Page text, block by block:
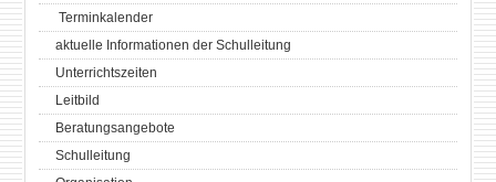
Terminkalender
aktuelle Informationen der Schulleitung
Unterrichtszeiten
Leitbild
Beratungsangebote
Schulleitung